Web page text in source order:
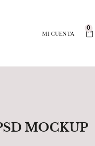
MI CUENTA
0
MOCKUP